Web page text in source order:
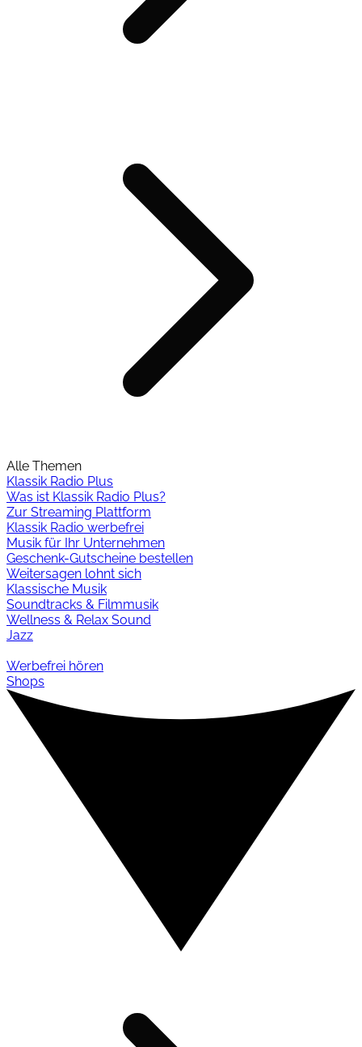
Alle Themen
Klassik Radio Plus
Was ist Klassik Radio Plus?
Zur Streaming Plattform
Klassik Radio werbefrei
Musik für Ihr Unternehmen
Geschenk-Gutscheine bestellen
Weitersagen lohnt sich
Klassische Musik
Soundtracks & Filmmusik
Wellness & Relax Sound
Jazz
Werbefrei hören
Shops